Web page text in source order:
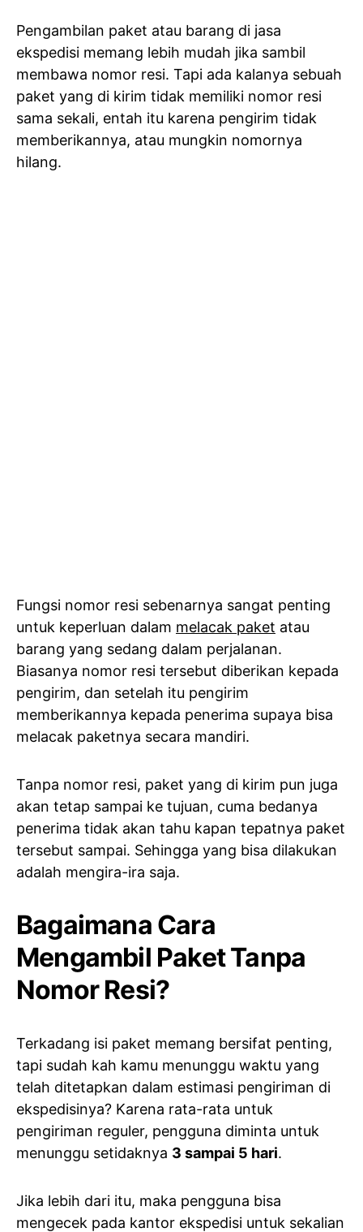
Pengambilan paket atau barang di jasa
ekspedisi memang lebih mudah jika sambil
membawa nomor resi. Tapi ada kalanya sebuah
paket yang di kirim tidak memiliki nomor resi
sama sekali, entah itu karena pengirim tidak
memberikannya, atau mungkin nomornya
hilang.
Fungsi nomor resi sebenarnya sangat penting
untuk keperluan dalam melacak paket atau
barang yang sedang dalam perjalanan.
Biasanya nomor resi tersebut diberikan kepada
pengirim, dan setelah itu pengirim
memberikannya kepada penerima supaya bisa
melacak paketnya secara mandiri.
Tanpa nomor resi, paket yang di kirim pun juga
akan tetap sampai ke tujuan, cuma bedanya
penerima tidak akan tahu kapan tepatnya paket
tersebut sampai. Sehingga yang bisa dilakukan
adalah mengira-ira saja.
Bagaimana Cara
Mengambil Paket Tanpa
Nomor Resi?
Terkadang isi paket memang bersifat penting,
tapi sudah kah kamu menunggu waktu yang
telah ditetapkan dalam estimasi pengiriman di
ekspedisinya? Karena rata-rata untuk
pengiriman reguler, pengguna diminta untuk
menunggu setidaknya 3 sampai 5 hari.
Jika lebih dari itu, maka pengguna bisa
mengecek pada kantor ekspedisi untuk sekalian